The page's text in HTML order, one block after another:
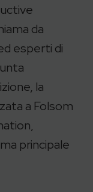
da
esperti di
la
a Folsom
principale